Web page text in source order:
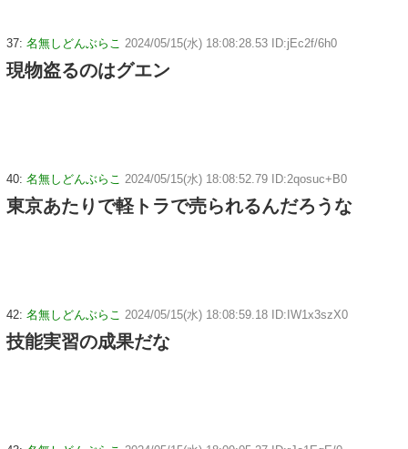
37: 名無しどんぶらこ 2024/05/15(水) 18:08:28.53 ID:jEc2f/6h0
現物盗るのはグエン
40: 名無しどんぶらこ 2024/05/15(水) 18:08:52.79 ID:2qosuc+B0
東京あたりで軽トラで売られるんだろうな
42: 名無しどんぶらこ 2024/05/15(水) 18:08:59.18 ID:IW1x3szX0
技能実習の成果だな